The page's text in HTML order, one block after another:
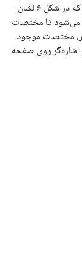
را فعال کنید. همانطور که در شکل ۶ نشان
می‌شود تا مختصات
مختصات موجود
اشاره‌گر روی صفحه